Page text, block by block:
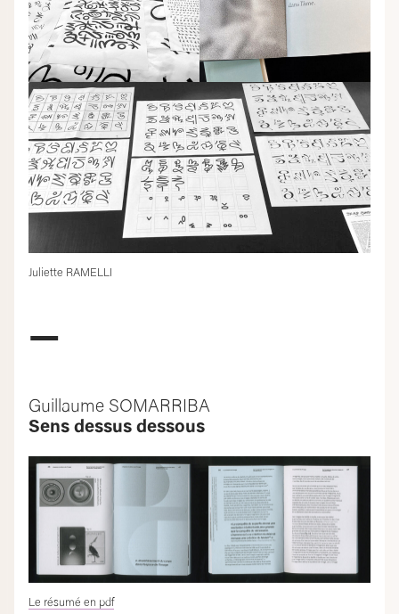
Juliette RAMELLI
—
Guillaume SOMARRIBA
Sens dessus dessous
Le résumé en pdf